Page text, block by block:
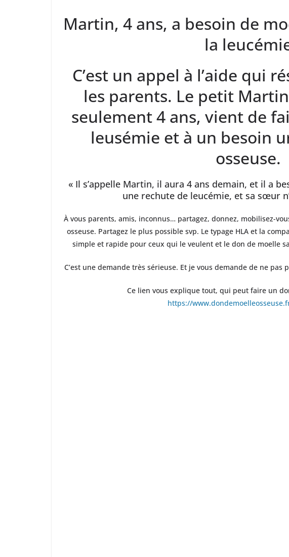
Martin, 4 ans, a besoin de
la
C’est un appel à l’aide qui
les parents. Le petit
seulement 4 ans, vient de
leusémie et à un besoin
osseuse.
« Il s’appelle Martin, il aura 4 ans demain, et il a
une rechute de leucémie, et sa sœur
À vous parents, amis, inconnus… partagez, donnez, mobilisez-
osseuse. Partagez le plus possible svp. Le typage HLA et la
simple et rapide pour ceux qui le veulent et le don de moelle
C’est une demande très sérieuse. Et je vous demande de ne
Ce lien vous explique tout, qui peut faire un
https://